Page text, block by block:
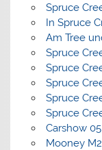
Spruce
In Spruce
Am Tree
Spruce
Spruce
Spruce
Spruce
Spruce
Carshow
Mooney